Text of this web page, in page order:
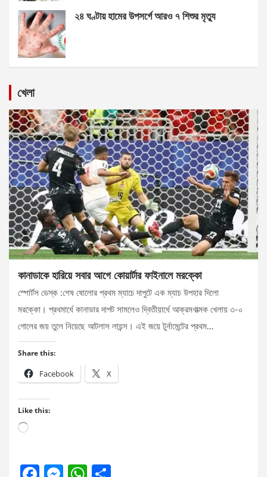
২৪ ঘণ্টায় হামের উপসর্গে আরও ৭ শিশুর মৃত্যু
খেলা
কানাডাকে হারিয়ে সবার আগে কোয়ার্টার ফাইনালে মরক্কো
স্পোর্টস ডেস্ক :শেষ ষোলোর প্রথম ম্যাচে দাপুটে এক ম্যাচ উপহার দিলো
মরক্কো। প্রথমার্ধে কানাডার দাপট সামলেও দ্বিতীয়ার্ধে আক্রমণাত্মক খেলায় ৩-০
গোলের জয় তুলে নিয়েছে আটলাস লায়ন্স। এই জয়ে টুর্নামেন্টের প্রথম…
Share this:
Facebook X
Like this:
Loading…